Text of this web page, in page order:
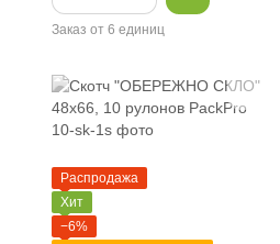
Заказ от 6 единиц
Распродажа
Хит
−6%